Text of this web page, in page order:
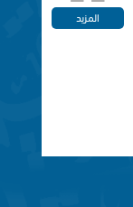
المزيد